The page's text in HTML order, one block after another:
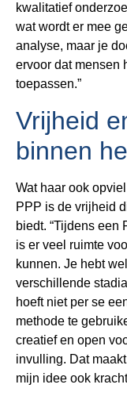
kwalitatief
wat wordt er mee
analyse, maar je
ervoor dat mensen
toepassen.”
Vrijheid
binnen
Wat haar ook
PPP is de vrijheid
biedt. “Tijdens een
is er veel ruimte
kunnen. Je hebt
verschillende
hoeft niet per se
methode te
creatief en open
invulling. Dat
mijn idee ook